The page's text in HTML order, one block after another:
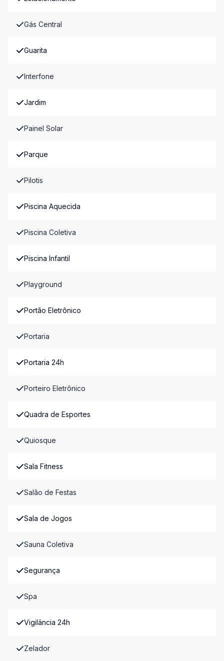
Gás Central
Guarita
Interfone
Jardim
Painel Solar
Parque
Pilotis
Piscina Aquecida
Piscina Coletiva
Piscina Infantil
Playground
Portão Eletrônico
Portaria
Portaria 24h
Porteiro Eletrônico
Quadra de Esportes
Quiosque
Sala Fitness
Salão de Festas
Sala de Jogos
Sauna Coletiva
Segurança
Spa
Vigilância 24h
Zelador